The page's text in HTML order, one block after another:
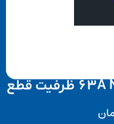
کلید اتوماتیک فیکس 63A NEW ظرفیت قطع